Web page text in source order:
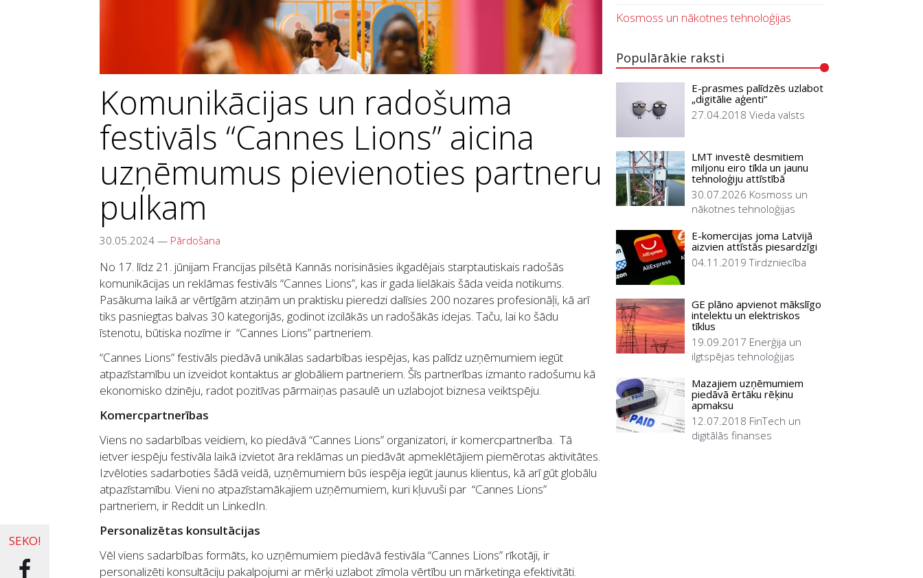
Komunikācijas un radošuma
festivāls “Cannes Lions” aicina
uzņēmumus pievienoties partneru
pulkam
30.05.2024— Pārdošana
No 17. līdz 21. jūnijam Francijas pilsētā Kannās norisināsies ikgadējais starptautiskais radošās
komunikācijas un reklāmas festivāls “Cannes Lions”, kas ir gada lielākais šāda veida notikums.
Pasākuma laikā ar vērtīgām atziņām un praktisku pieredzi dalīsies 200 nozares profesionāļi, kā arī
tiks pasniegtas balvas 30 kategorijās, godinot izcilākās un radošākās idejas. Taču, lai ko šādu
īstenotu, būtiska nozīme ir “Cannes Lions” partneriem.
“Cannes Lions” festivāls piedāvā unikālas sadarbības iespējas, kas palīdz uzņēmumiem iegūt
atpazīstamību un izveidot kontaktus ar globāliem partneriem. Šīs partnerības izmanto radošumu kā
ekonomisko dzinēju, radot pozitīvas pārmaiņas pasaulē un uzlabojot biznesa veiktspēju.
Komercpartnerības
Viens no sadarbības veidiem, ko piedāvā “Cannes Lions” organizatori, ir komercpartnerība. Tā
ietver iespēju festivāla laikā izvietot āra reklāmas un piedāvāt apmeklētājiem piemērotas aktivitātes.
Izvēloties sadarboties šādā veidā, uzņēmumiem būs iespēja iegūt jaunus klientus, kā arī gūt globālu
atpazīstamību. Vieni no atpazīstamākajiem uzņēmumiem, kuri kļuvuši par “Cannes Lions”
partneriem, ir Reddit un LinkedIn.
Personalizētas konsultācijas
Vēl viens sadarbības formāts, ko uzņēmumiem piedāvā festivāla “Cannes Lions” rīkotāji, ir
personalizēti konsultāciju pakalpojumi ar mērķi uzlabot zīmola vērtību un mārketinga efektivitāti.
Kosmoss un nākotnes tehnoloģijas
Populārākie raksti
E-prasmes palīdzēs uzlabot
„digitālie aģenti”
27.04.2018 Vieda valsts
LMT investē desmitiem
miljonu eiro tīkla un jaunu
tehnoloģiju attīstībā
30.07.2026 Kosmoss un
nākotnes tehnoloģijas
E-komercijas joma Latvijā
aizvien attīstās piesardzīgi
04.11.2019 Tirdzniecība
GE plāno apvienot mākslīgo
intelektu un elektriskos
tīklus
19.09.2017 Enerģija un
ilgtspējas tehnoloģijas
Mazajiem uzņēmumiem
piedāvā ērtāku rēķinu
apmaksu
12.07.2018 FinTech un
digitālās finanses
SEKO!